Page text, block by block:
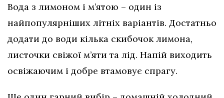
Вода з лимоном і м’ятою – один із
найпопулярніших літніх варіантів. Достатньо
додати до води кілька скибочок лимона,
листочки свіжої м’яти та лід. Напій виходить
освіжаючим і добре втамовує спрагу.